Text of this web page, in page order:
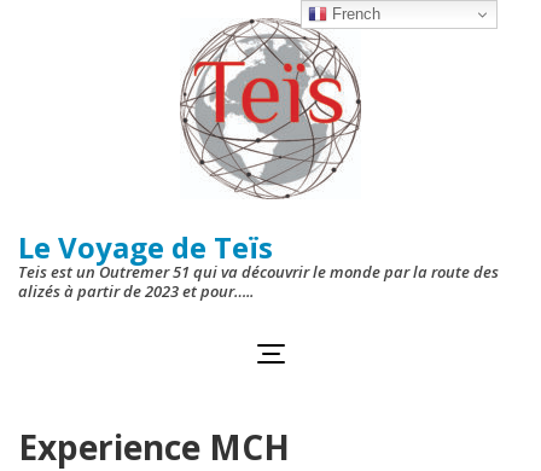
Le Voyage de Teïs
Teis est un Outremer 51 qui va découvrir le monde par la route des
alizés à partir de 2023 et pour…..
Experience MCH
French